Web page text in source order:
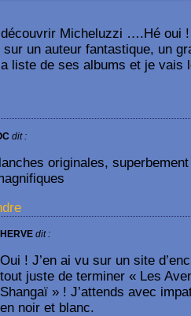
Micheluzzi ….Hé oui
un auteur fantastique, un
liste de ses albums et je vais
dit :
originales,
HERVE dit :
Oui ! J’en ai vu sur un site
tout juste de terminer « Les
Shangaï » ! J’attends avec
en noir et blanc.